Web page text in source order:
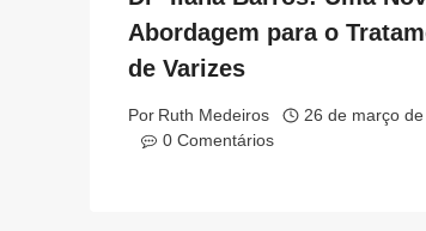
Abordagem para o
de Varizes
Por Ruth Medeiros
26 de março
0 Comentários